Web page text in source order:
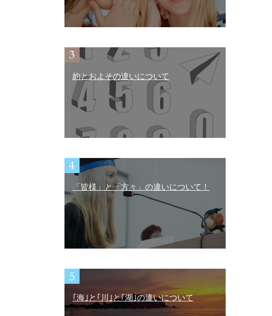
約とおよその違いについて
「皆様」と「方々」の違いについて！
｢海｣と｢川｣と｢湖｣の違いについて